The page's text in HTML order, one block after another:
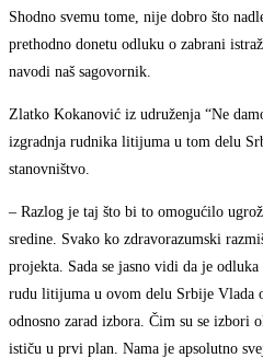
Shodno svemu tome, nije dobro što
prethodno donetu odluku o zabrani
navodi naš sagovornik.
Zlatko Kokanović iz udruženja “Ne
izgradnja rudnika litijuma u tom delu
stanovništvo.
– Razlog je taj što bi to omogućilo
sredine. Svako ko zdravorazumski
projekta. Sada se jasno vidi da je
rudu litijuma u ovom delu Srbije Vlada
odnosno zarad izbora. Čim su se izbori
ističu u prvi plan. Nama je apsolutno